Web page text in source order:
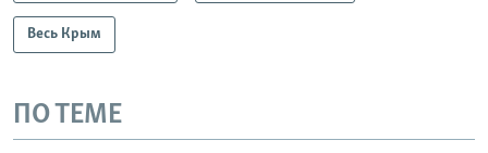
Весь Крым
ПО ТЕМЕ